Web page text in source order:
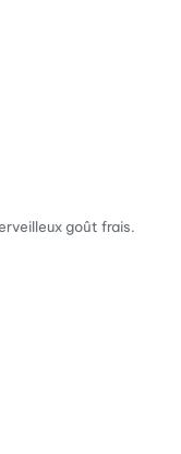
goût frais.